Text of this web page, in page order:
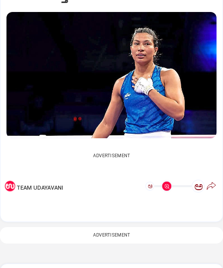
ADVERTISEMENT
TEAM UDAYAVANI ಅ ಅ
ADVERTISEMENT